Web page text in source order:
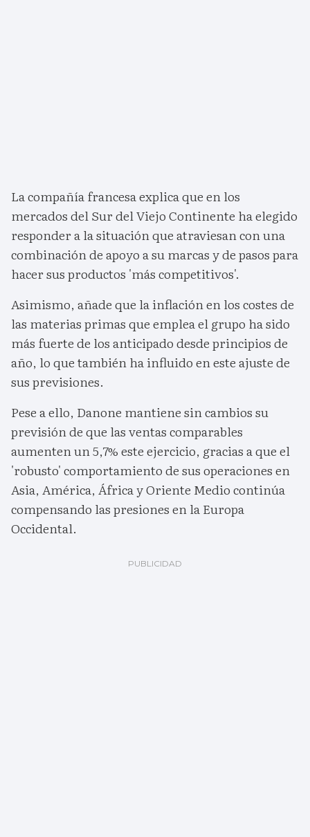
La compañía francesa explica que en los
mercados del Sur del Viejo Continente ha elegido
responder a la situación que atraviesan con una
combinación de apoyo a su marcas y de pasos para
hacer sus productos 'más competitivos'.
Asimismo, añade que la inflación en los costes de
las materias primas que emplea el grupo ha sido
más fuerte de los anticipado desde principios de
año, lo que también ha influido en este ajuste de
sus previsiones.
Pese a ello, Danone mantiene sin cambios su
previsión de que las ventas comparables
aumenten un 5,7% este ejercicio, gracias a que el
'robusto' comportamiento de sus operaciones en
Asia, América, África y Oriente Medio continúa
compensando las presiones en la Europa
Occidental.